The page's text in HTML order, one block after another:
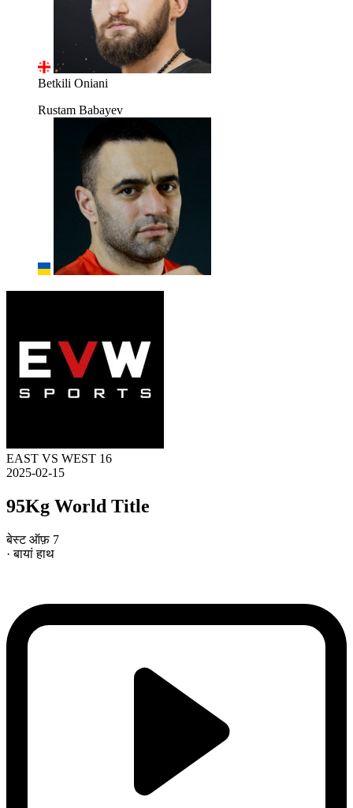
Betkili Oniani
Rustam Babayev
EAST VS WEST 16
2025-02-15
95Kg World Title
बेस्ट ऑफ़ 7
· बायां हाथ